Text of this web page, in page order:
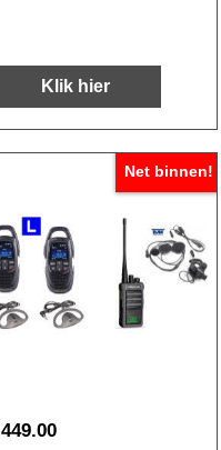
Klik hier
Net binnen!
449.00